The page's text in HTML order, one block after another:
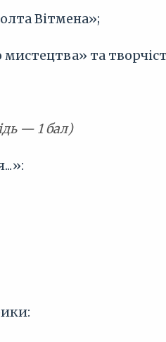
Вітмена»;
та
— 1 бал)